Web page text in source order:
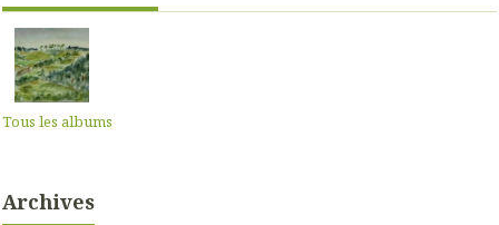
Tous les albums
Archives